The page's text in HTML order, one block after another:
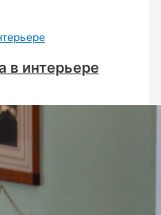
в интерьере